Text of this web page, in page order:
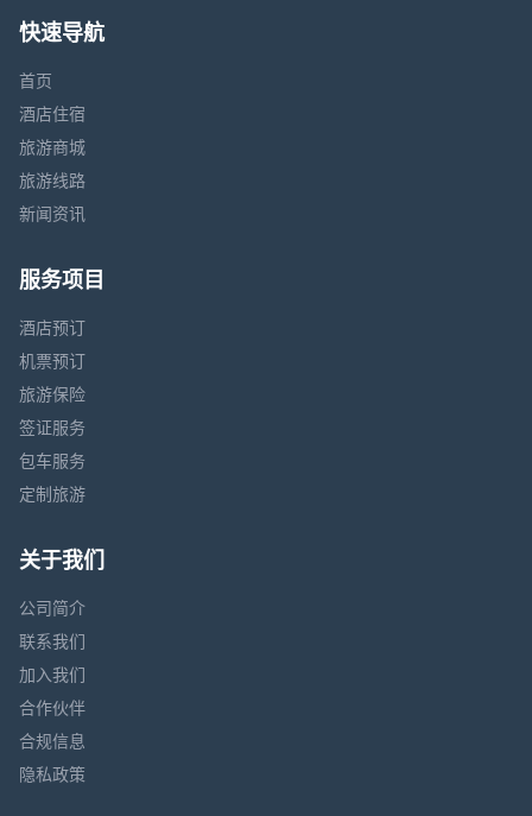
快速导航
首页
酒店住宿
旅游商城
旅游线路
新闻资讯
服务项目
酒店预订
机票预订
旅游保险
签证服务
包车服务
定制旅游
关于我们
公司简介
联系我们
加入我们
合作伙伴
合规信息
隐私政策